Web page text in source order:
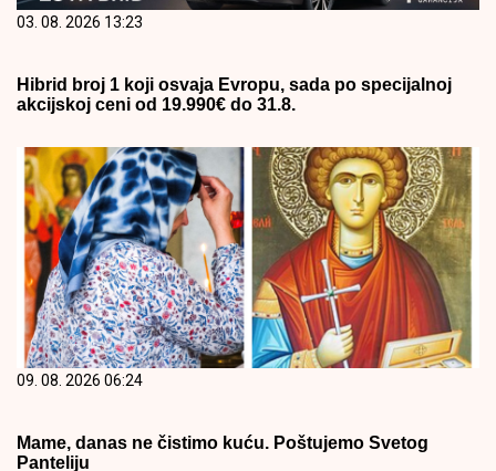
03. 08. 2026 13:23
Hibrid broj 1 koji osvaja Evropu, sada po specijalnoj
akcijskoj ceni od 19.990€ do 31.8.
09. 08. 2026 06:24
Mame, danas ne čistimo kuću. Poštujemo Svetog
Panteliju